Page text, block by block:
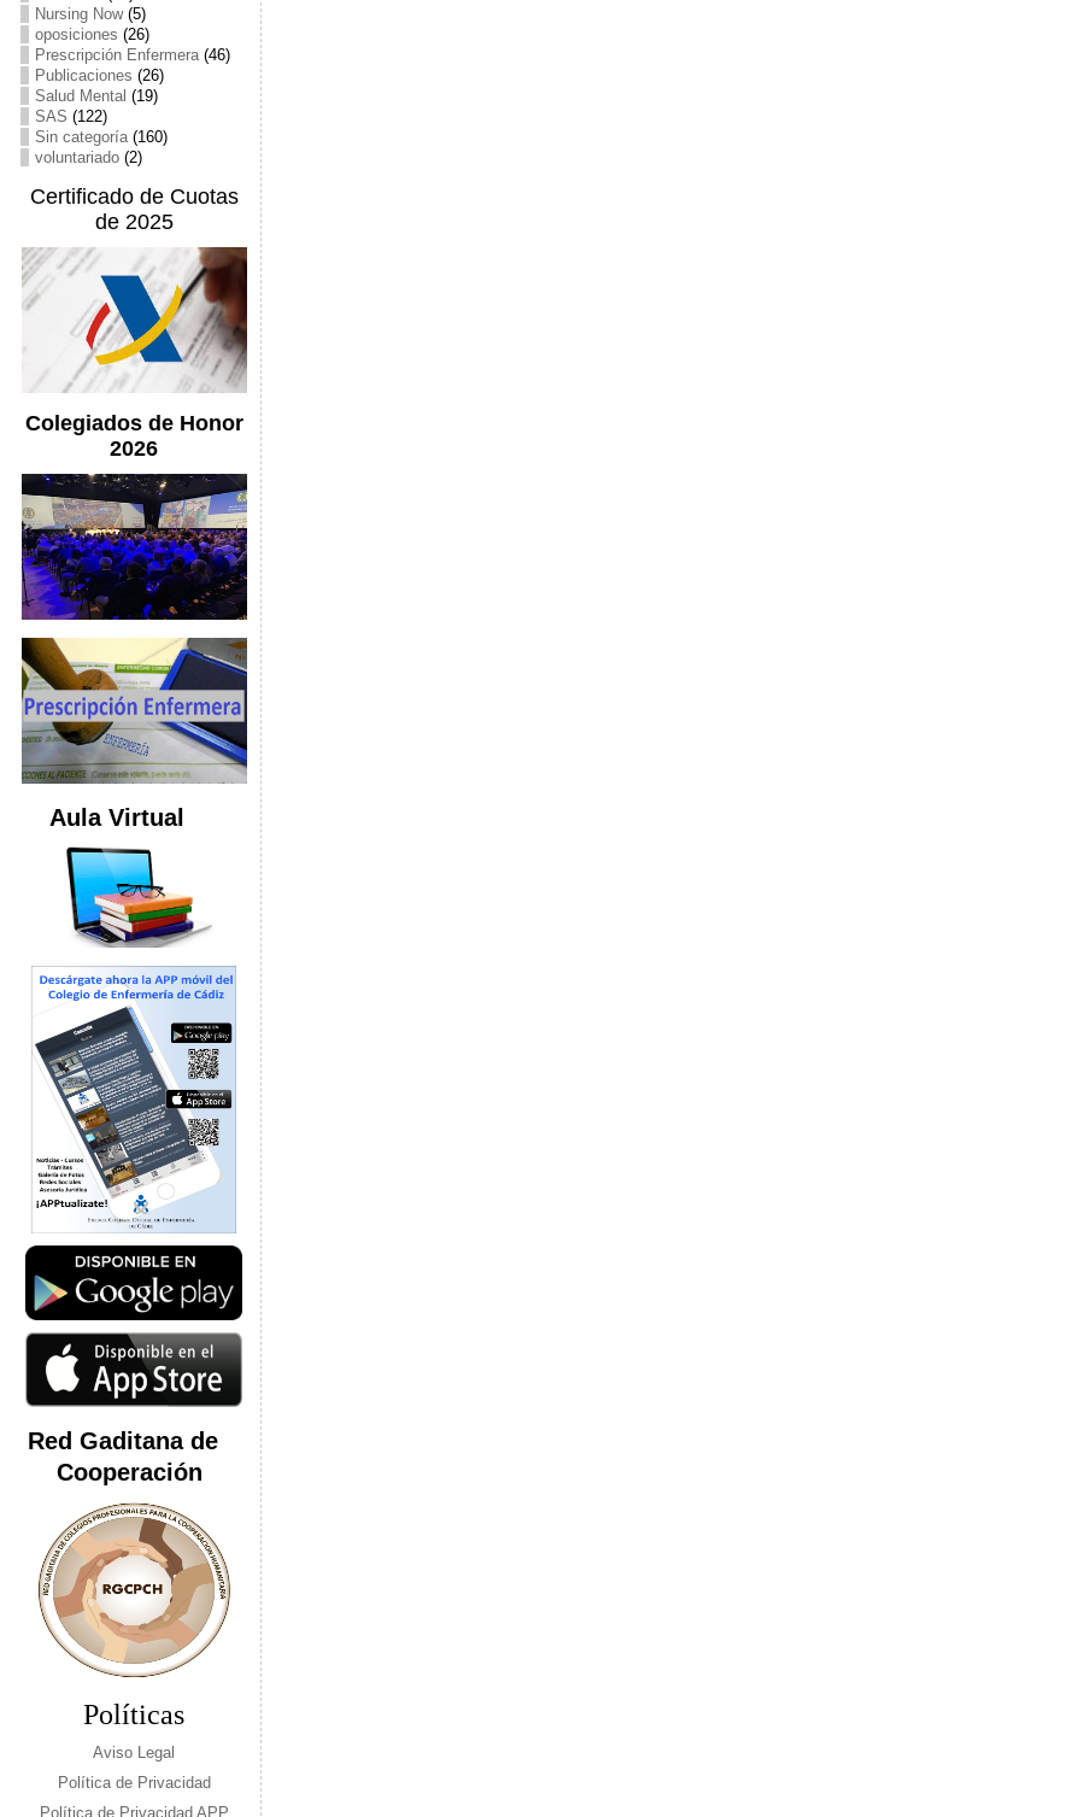
Nursing Now(5)
oposiciones (26)
Prescripción Enfermera(46)
Publicaciones (26)
Salud Mental (19)
SAS (122)
Sin categoría(160)
voluntariado(2)
Certificado de Cuotas
de 2025
Colegiados de Honor
2026
Aula Virtual
Red Gaditana de
Cooperación
Políticas
Aviso Legal
Política de Privacidad
Política de Privacidad APP